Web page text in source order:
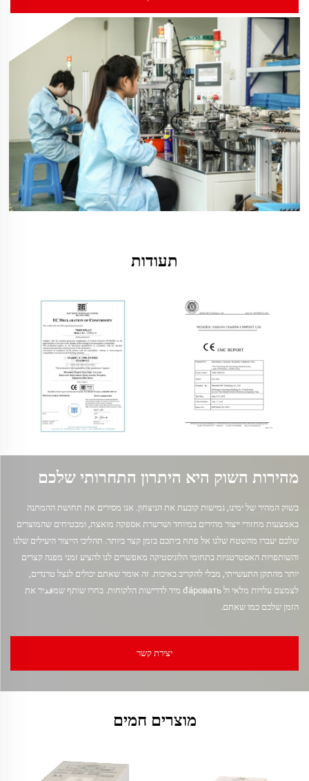
תעודות
מהירות השוק היא היתרון התחרותי שלכם
בשוק המהיר של ימינו, גמישות קובעת את הניצחון. אנו מסירים את תחושת ההמתנה
באמצעות מחזורי ייצור מהירים במיוחד ושרשרת אספקה מואצת, ומבטיחים שהמוצרים
שלכם יעברו מהשטח שלנו אל פתח ביתכם בזמן קצר ביותר. תהליכי הייצור היעילים שלנו
והשותפויות האסטרטגיות בתחומי הלוגיסטיקה מאפשרים לנו להציע זמני מפנה קצרים
יותר מהתקן התעשייתי, מבלי להקריב באיכות. זה אומר שאתם יכולים לנצל טרנדים,
לצמצם עלויות מלאי ול đápовать מיד לדרישות הלקוחות. בחרו שותף שמقدיר את
הזמן שלכם כמו שאתם.
יצירת קשר
מוצרים חמים